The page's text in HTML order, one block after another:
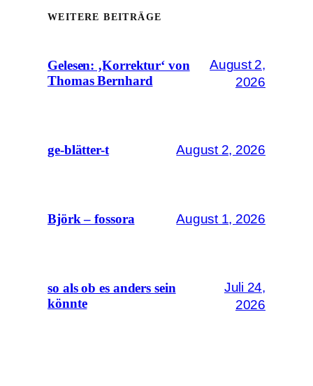
WEITERE BEITRÄGE
Gelesen: ‚Korrektur‘ von
Thomas Bernhard
August 2,
2026
ge-blätter-t August 2, 2026
Björk – fossora August 1, 2026
so als ob es anders sein
könnte
Juli 24,
2026